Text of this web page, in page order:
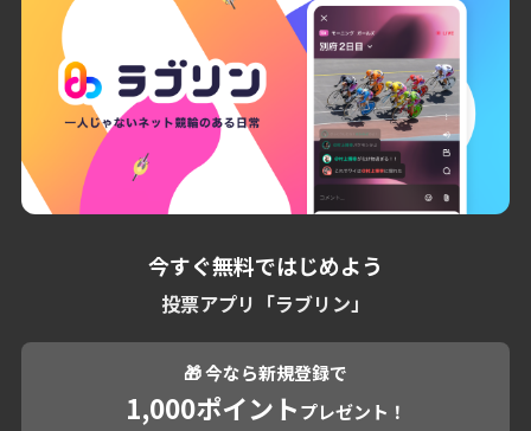
今すぐ無料ではじめよう
投票アプリ「ラブリン」
🎁 今なら新規登録で
1,000ポイントプレゼント！